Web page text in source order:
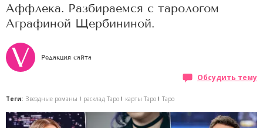
Аффлека. Разбираемся с тарологом
Аграфиной Щербининой.
Редакция сайта
Обсудить тему
Теги: Звездные романы расклад Таро карты Таро Таро